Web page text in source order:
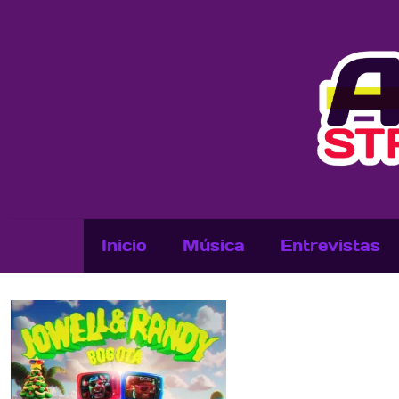
Inicio Música Entrevistas